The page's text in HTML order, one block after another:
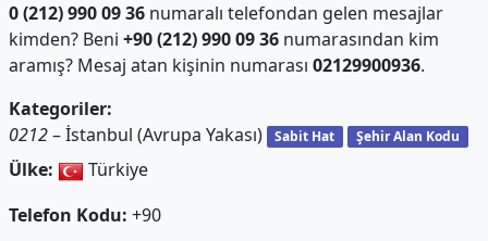
0 (212) 990 09 36numaralı telefondan gelen mesajlar
kimden? Beni +90 (212) 990 09 36numarasından kim
aramış? Mesaj atan kişinin numarası 02129900936.
Kategoriler:
0212– İstanbul (Avrupa Yakası) Sabit Hat Şehir Alan Kodu
Ülke:
Türkiye
Telefon Kodu: +90